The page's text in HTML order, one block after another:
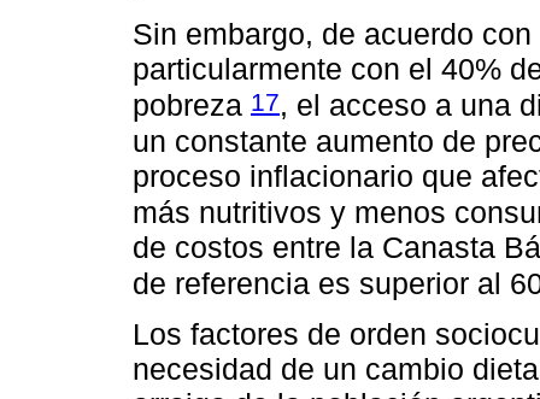
Sin embargo, de acuerdo
particularmente con el 40%
pobreza 17, el acceso a una
un constante aumento de
proceso inflacionario que
más nutritivos y menos
de costos entre la Canasta
de referencia es superior al
Los factores de orden
necesidad de un cambio